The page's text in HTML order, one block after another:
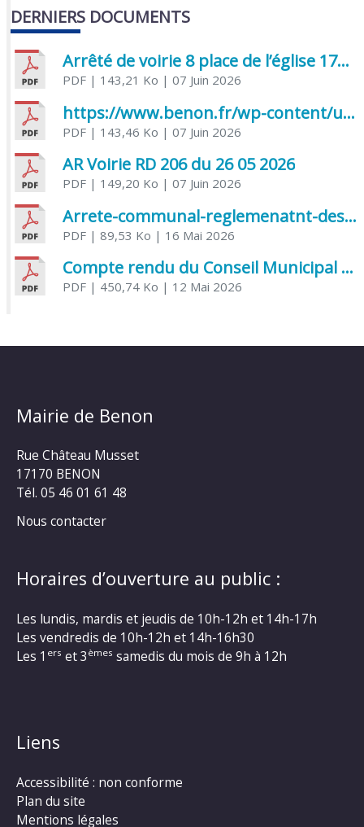
DERNIERS DOCUMENTS
Arrêté de voirie 8 place de l’église 17170 Benon
PDF| 143,21 Ko | 07 Juin 2026
https://www.benon.fr/wp-content/uploads/2026/06/AR-Voirie-Chemin-de-Lafond-du-26-05-2026.pdf
PDF| 143,46 Ko | 07 Juin 2026
AR Voirie RD 206 du 26 05 2026
PDF| 149,20 Ko | 07 Juin 2026
Arrete-communal-reglemenatnt-des-bruits-de-voisinage-et-des-activites-bruyantes
PDF| 89,53 Ko | 16 Mai 2026
Compte rendu du Conseil Municipal du 06 mai 2026
PDF| 450,74 Ko | 12 Mai 2026
Mairie de Benon
Rue Château Musset
17170 BENON
Tél. 05 46 01 61 48
Nous contacter
Horaires d’ouverture au public :
Les lundis, mardis et jeudis de 10h-12h et 14h-17h
Les vendredis de 10h-12h et 14h-16h30
Les 1 ers et 3 èmes samedis du mois de 9h à 12h
Liens
Accessibilité : non conforme
Plan du site
Mentions légales